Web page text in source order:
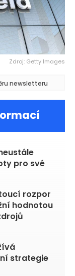
Zdroj: Getty Images
newsletteru
pro své
rozpor
hodnotou
strategie